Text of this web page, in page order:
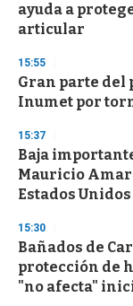
ayuda a
articular
15:55
Gran parte del
Inumet por
15:37
Baja
Mauricio
Estados Unidos
15:30
Bañados de
protección de
"no afecta"